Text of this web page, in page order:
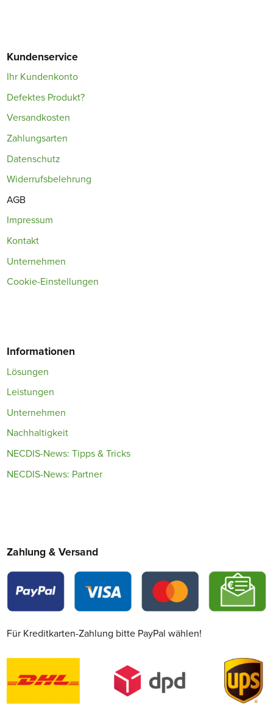
Kundenservice
Ihr Kundenkonto
Defektes Produkt?
Versandkosten
Zahlungsarten
Datenschutz
Widerrufsbelehrung
AGB
Impressum
Kontakt
Unternehmen
Cookie-Einstellungen
Informationen
Lösungen
Leistungen
Unternehmen
Nachhaltigkeit
NECDIS-News: Tipps & Tricks
NECDIS-News: Partner
Zahlung & Versand
Für Kreditkarten-Zahlung bitte PayPal wählen!